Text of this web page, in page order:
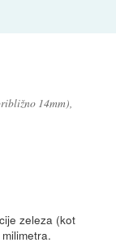
14mm),
zeleza (kot